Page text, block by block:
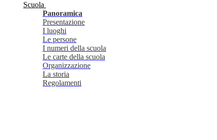
Scuola
Panoramica
Presentazione
I luoghi
Le persone
I numeri della scuola
Le carte della scuola
Organizzazione
La storia
Regolamenti